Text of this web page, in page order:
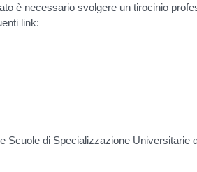
è necessario svolgere un tirocinio
link:
Scuole di Specializzazione Universitarie